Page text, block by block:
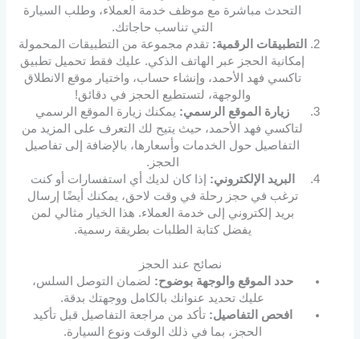
التحدث مباشرة مع موظف خدمة العملاء، وطلب السيارة
التي تناسب حاجاتك.
التطبيقات الرقمية: تقدم مجموعة من التطبيقات المحمولة
إمكانية الحجز عبر الهاتف الذكي. عليك فقط تحميل تطبيق
تاكسي فهد الأحمد، وإنشاء حساب، واختيار موقع الانطلاق
والوجهة، لتستطيع الحجز في دقائق!
زيارة الموقع الرسمي: يمكنك زيارة الموقع الرسمي
لتاكسي فهد الأحمد، حيث يتيح لك التعرف على المزيد من
التفاصيل حول الخدمات وأسعارها، بالإضافة إلى تفاصيل
الحجز.
البريد الإلكتروني: إذا كان لديك أي استفسارات أو كنت
ترغب في حجز رحلة في وقت لاحق، يمكنك أيضًا إرسال
بريد إلكتروني إلى خدمة العملاء. هذا الخيار مثالي لمن
يفضل كتابة الطلبات بطريقة رسمية.
نصائح عند الحجز
حدد الموقع والوجهة بوضوح: لضمان التوصل السلس،
عليك تحديد عنوانك بالكامل ووجهتك بدقة.
افحص التفاصيل: تأكد من مراجعة التفاصيل قبل تأكيد
الحجز، بما في ذلك الوقت ونوع السيارة.